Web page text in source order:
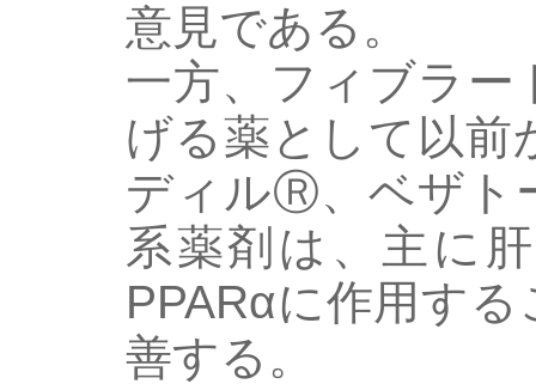
意見である。
一方、フィブラー
げる薬として以前
ディルⓇ、ベザト
系薬剤は、主に
PPARαに作用す
善する。